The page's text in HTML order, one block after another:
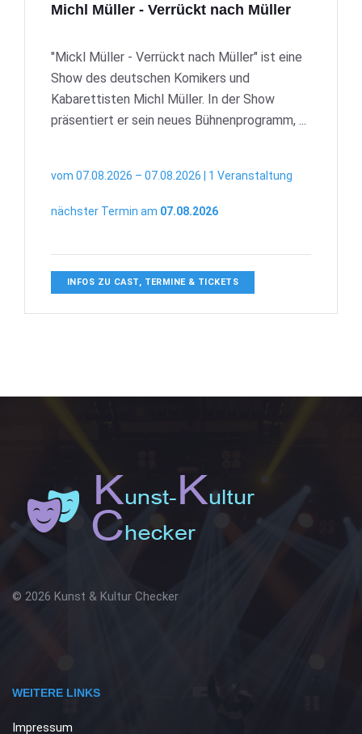
Michl Müller - Verrückt nach Müller
"Mickl Müller - Verrückt nach Müller" ist eine
Show des deutschen Komikers und
Kabarettisten Michl Müller. In der Show
präsentiert er sein neues Bühnenprogramm, ...
vom 07.08.2026 – 07.08.2026 | 1 Veranstaltung
nächster Termin am 07.08.2026
INFOS ZU CAST, TERMINE & TICKETS
© 2026 Kunst & Kultur Checker
WEITERE LINKS
Impressum